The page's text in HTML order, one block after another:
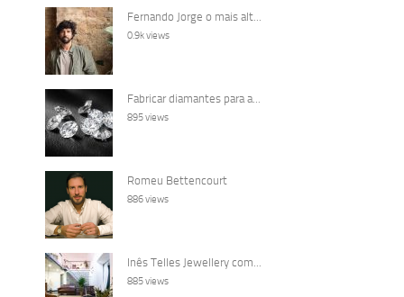
Fernando Jorge o mais alt...
0.9k views
Fabricar diamantes para a...
895 views
Romeu Bettencourt
886 views
Inês Telles Jewellery com...
885 views